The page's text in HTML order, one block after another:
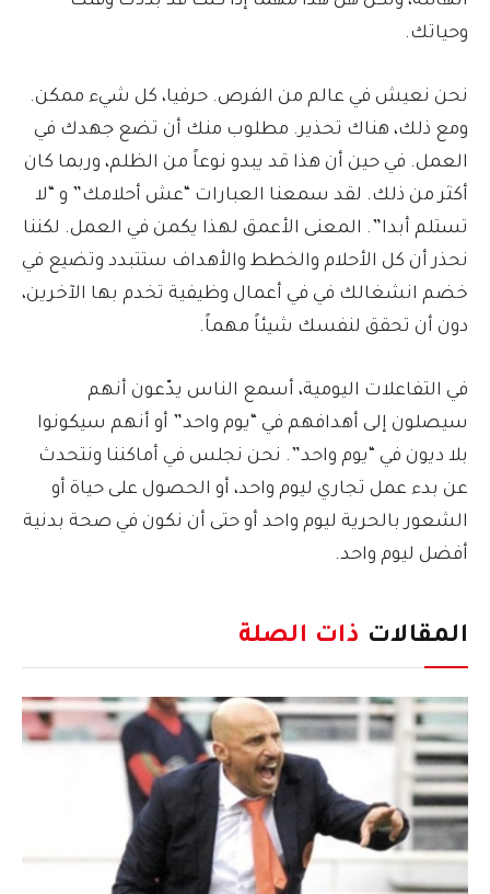
وحياتك.
نحن نعيش في عالم من الفرص. حرفيا، كل شيء ممكن.
ومع ذلك، هناك تحذير. مطلوب منك أن تضع جهدك في
العمل. في حين أن هذا قد يبدو نوعاً من الظلم، وربما كان
أكثر من ذلك. لقد سمعنا العبارات “عش أحلامك” و “لا
تستلم أبدا”. المعنى الأعمق لهذا يكمن في العمل. لكننا
نحذر أن كل الأحلام والخطط والأهداف ستتبدد وتضيع في
خضم انشغالك في في أعمال وظيفية تخدم بها الآخرين،
دون أن تحقق لنفسك شيئاً مهماً.
في التفاعلات اليومية، أسمع الناس يدّعون أنهم
سيصلون إلى أهدافهم في “يوم واحد” أو أنهم سيكونوا
بلا ديون في “يوم واحد”. نحن نجلس في أماكننا ونتحدث
عن بدء عمل تجاري ليوم واحد، أو الحصول على حياة أو
الشعور بالحرية ليوم واحد أو حتى أن نكون في صحة بدنية
أفضل ليوم واحد.
المقالات ذات الصلة